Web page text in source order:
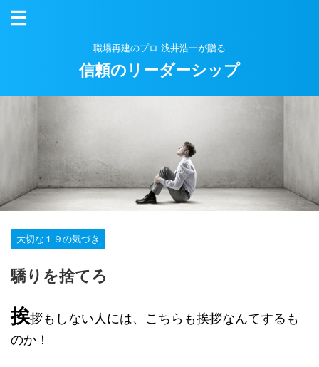
職場再建のプロ 浅井浩一が贈る
信頼のリーダーシップ
大切な１９の気づき
驕りを捨てろ
挨拶もしない人には、こちらも挨拶なんてするも
のか！